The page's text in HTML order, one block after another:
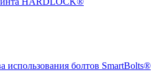
использования болтов SmartBolts®